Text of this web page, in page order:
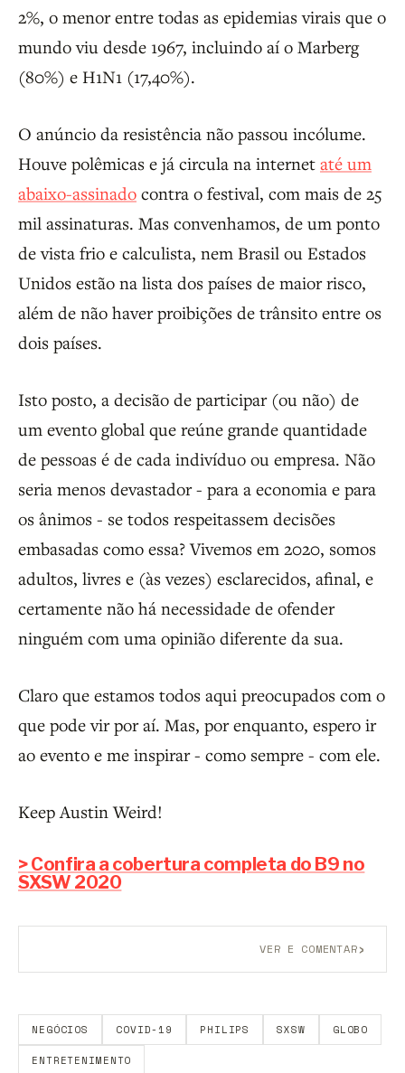
2%, o menor entre todas as epidemias virais que o
mundo viu desde 1967, incluindo aí o Marberg
(80%) e H1N1 (17,40%).
O anúncio da resistência não passou incólume.
Houve polêmicas e já circula na internet até um
abaixo-assinado contra o festival, com mais de 25
mil assinaturas. Mas convenhamos, de um ponto
de vista frio e calculista, nem Brasil ou Estados
Unidos estão na lista dos países de maior risco,
além de não haver proibições de trânsito entre os
dois países.
Isto posto, a decisão de participar (ou não) de
um evento global que reúne grande quantidade
de pessoas é de cada indivíduo ou empresa. Não
seria menos devastador - para a economia e para
os ânimos - se todos respeitassem decisões
embasadas como essa? Vivemos em 2020, somos
adultos, livres e (às vezes) esclarecidos, afinal, e
certamente não há necessidade de ofender
ninguém com uma opinião diferente da sua.
Claro que estamos todos aqui preocupados com o
que pode vir por aí. Mas, por enquanto, espero ir
ao evento e me inspirar - como sempre - com ele.
Keep Austin Weird!
> Confira a cobertura completa do B9 no
SXSW 2020
VER E COMENTAR›
NEGÓCIOS COVID-19 PHILIPS SXSW GLOBO
ENTRETENIMENTO